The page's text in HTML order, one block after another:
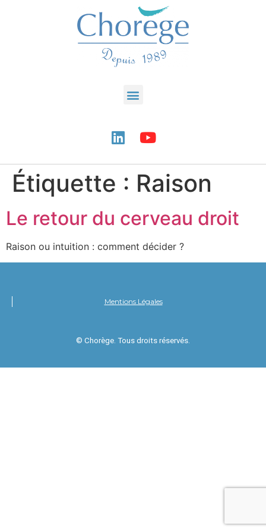
Étiquette : Raison
Le retour du cerveau droit
Raison ou intuition : comment décider ?
Mentions Légales
© Chorège. Tous droits réservés.